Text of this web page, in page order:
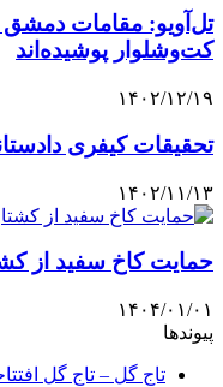
تل‌آویو: مقامات
کت‌وشلوار پوشیده‌اند
۱۴۰۲/۱۲/۱۹
تحقیقات کیفری
۱۴۰۲/۱۱/۱۳
حمایت کاخ سفید از
۱۴۰۴/۰۱/۰۱
پیوندها
تاج گل – تاج گل